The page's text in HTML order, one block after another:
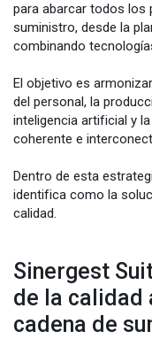
para abarcar todos los
suministro, desde la
combinando
El objetivo es
del personal, la
inteligencia artificial y
coherente e
Dentro de esta
identifica como la
calidad.
Sinergest
de la calidad
cadena de